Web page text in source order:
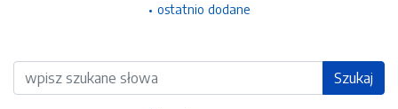
ostatnio dodane
Wyszukiwarka Szukaj